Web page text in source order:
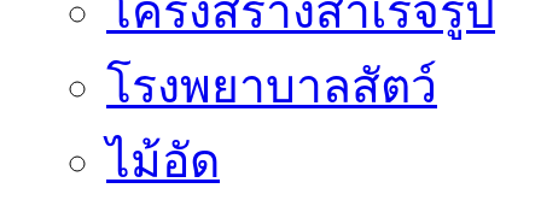
โครงสร้างสำเร็จรูป
โรงพยาบาลสัตว์
ไม้อัด